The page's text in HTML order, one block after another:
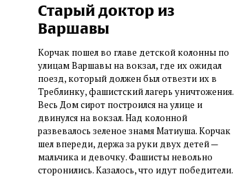
Старый доктор из
Варшавы
Корчак пошел во главе детской колонны по
улицам Варшавы на вокзал, где их ожидал
поезд, который должен был отвезти их в
Треблинку, фашистский лагерь уничтожения.
Весь Дом сирот построился на улице и
двинулся на вокзал. Над колонной
развевалось зеленое знамя Матиуша. Корчак
шел впереди, держа за руки двух детей —
мальчика и девочку. Фашисты невольно
сторонились. Казалось, что идут победители.